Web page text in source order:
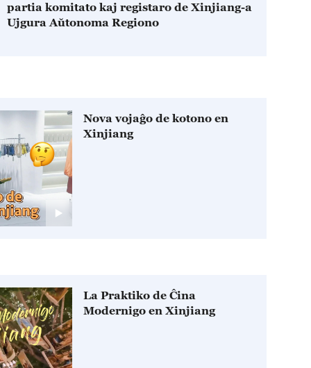
partia komitato kaj registaro de Xinjiang-a
Ujgura Aŭtonoma Regiono
Nova vojaĝo de kotono en
Xinjiang
La Praktiko de Ĉina
Modernigo en Xinjiang